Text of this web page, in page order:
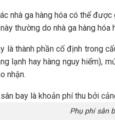
nhà ga hàng hóa có thể
thường do nhà ga hàng
là thành phần cố định trong
lạnh hay hàng nguy hiểm),
nhận.
Phụ phí sân